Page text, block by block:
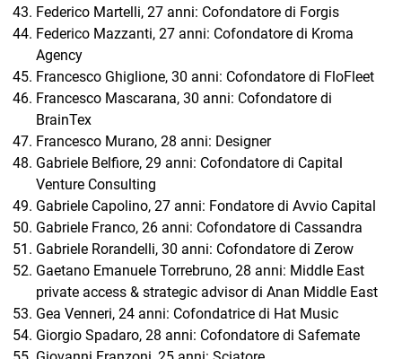
Federico Martelli, 27 anni: Cofondatore di Forgis
Federico Mazzanti, 27 anni: Cofondatore di Kroma
Agency
Francesco Ghiglione, 30 anni: Cofondatore di FloFleet
Francesco Mascarana, 30 anni: Cofondatore di
BrainTex
Francesco Murano, 28 anni: Designer
Gabriele Belfiore, 29 anni: Cofondatore di Capital
Venture Consulting
Gabriele Capolino, 27 anni: Fondatore di Avvio Capital
Gabriele Franco, 26 anni: Cofondatore di Cassandra
Gabriele Rorandelli, 30 anni: Cofondatore di Zerow
Gaetano Emanuele Torrebruno, 28 anni: Middle East
private access & strategic advisor di Anan Middle East
Gea Venneri, 24 anni: Cofondatrice di Hat Music
Giorgio Spadaro, 28 anni: Cofondatore di Safemate